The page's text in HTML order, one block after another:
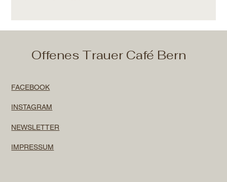
Offenes Trauer Café Bern
FACEBOOK
INSTAGRAM
NEWSLETTER
IMPRESSUM